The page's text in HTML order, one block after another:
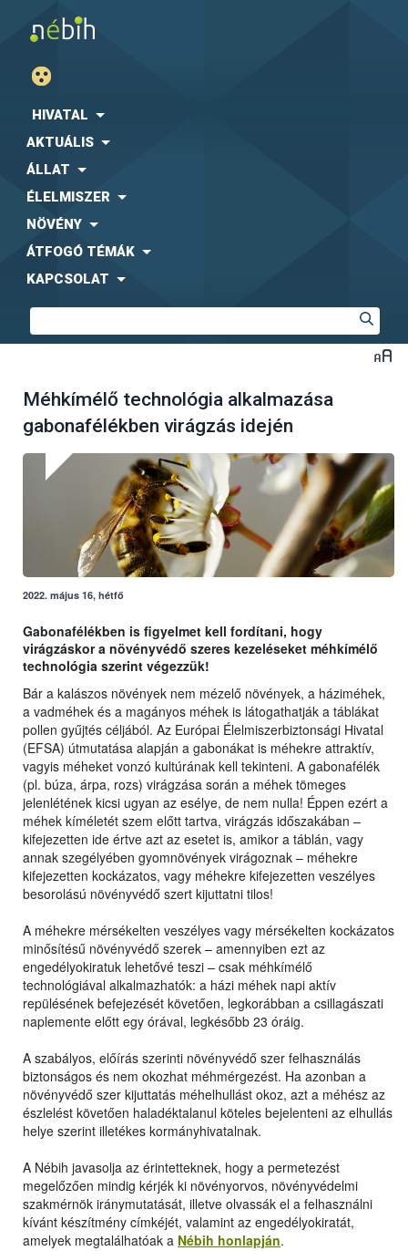
HIVATAL
AKTUÁLIS
ÁLLAT
ÉLELMISZER
NÖVÉNY
ÁTFOGÓ TÉMÁK
KAPCSOLAT
Méhkímélő technológia alkalmazása
gabonafélékben virágzás idején
2022. május 16, hétfő
Gabonafélékben is figyelmet kell fordítani, hogy
virágzáskor a növényvédő szeres kezeléseket méhkímélő
technológia szerint végezzük!
Bár a kalászos növények nem mézelő növények, a háziméhek,
a vadméhek és a magányos méhek is látogathatják a táblákat
pollen gyűjtés céljából. Az Európai Élelmiszerbiztonsági Hivatal
(EFSA) útmutatása alapján a gabonákat is méhekre attraktív,
vagyis méheket vonzó kultúrának kell tekinteni. A gabonafélék
(pl. búza, árpa, rozs) virágzása során a méhek tömeges
jelenlétének kicsi ugyan az esélye, de nem nulla! Éppen ezért a
méhek kíméletét szem előtt tartva, virágzás időszakában –
kifejezetten ide értve azt az esetet is, amikor a táblán, vagy
annak szegélyében gyomnövények virágoznak – méhekre
kifejezetten kockázatos, vagy méhekre kifejezetten veszélyes
besorolású növényvédő szert kijuttatni tilos!
A méhekre mérsékelten veszélyes vagy mérsékelten kockázatos
minősítésű növényvédő szerek – amennyiben ezt az
engedélyokiratuk lehetővé teszi – csak méhkímélő
technológiával alkalmazhatók: a házi méhek napi aktív
repülésének befejezését követően, legkorábban a csillagászati
naplemente előtt egy órával, legkésőbb 23 óráig.
A szabályos, előírás szerinti növényvédő szer felhasználás
biztonságos és nem okozhat méhmérgezést. Ha azonban a
növényvédő szer kijuttatás méhelhullást okoz, azt a méhész az
észlelést követően haladéktalanul köteles bejelenteni az elhullás
helye szerint illetékes kormányhivatalnak.
A Nébih javasolja az érintetteknek, hogy a permetezést
megelőzően mindig kérjék ki növényorvos, növényvédelmi
szakmérnök iránymutatását, illetve olvassák el a felhasználni
kívánt készítmény címkéjét, valamint az engedélyokiratát,
amelyek megtalálhatóak a Nébih honlapján.